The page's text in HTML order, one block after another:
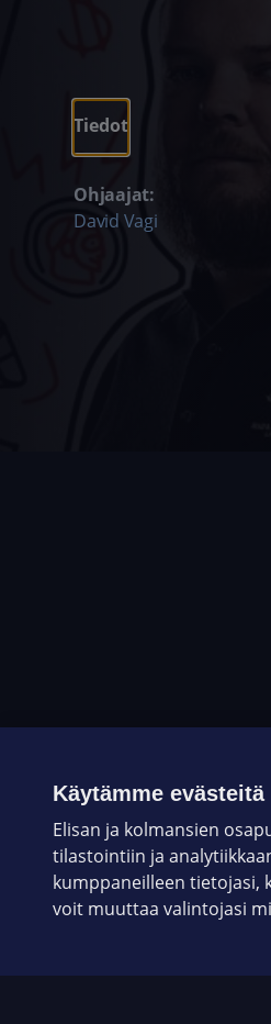
Tiedot
Ohjaajat:
David Vagi
Käytämme
Elisan ja kolmansien
tilastointiin ja
kumppaneilleen tietojasi,
voit muuttaa valintojasi